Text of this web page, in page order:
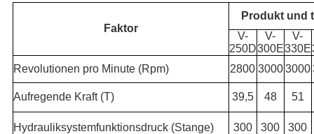
Faktor
Produkt und
V-
250D
V-
300E
V-
330E
Revolutionen pro Minute (Rpm)
2800 30003000
Aufregende Kraft (T) 39,5 48 51
Hydrauliksystemfunktionsdruck (Stange) 300 300
300